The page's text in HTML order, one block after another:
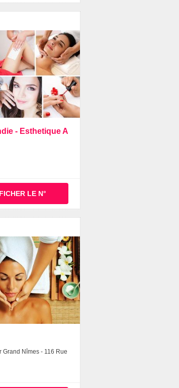
- Esthetique A
LE N°
Grand Nîmes - 116 Rue